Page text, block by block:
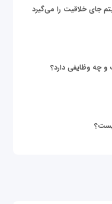
جای خلاقیت را می‌گیرد
چه وظایفی دارد؟